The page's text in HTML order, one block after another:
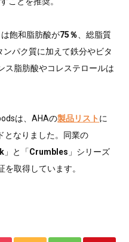
飽和脂肪酸が75％、総脂質
パク質に加えて鉄分やビタ
ス脂肪酸やコレステロールは
は、AHAの製品リスト に
となりました。同業の
」と「Crumbles 」シリーズ
取得しています。